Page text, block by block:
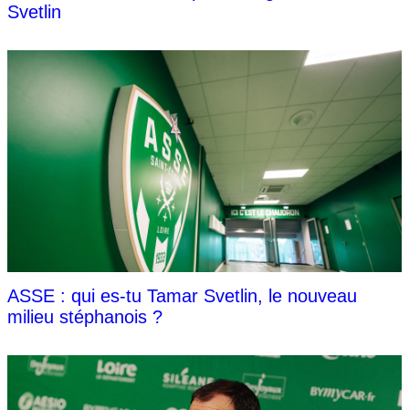
Svetlin
ASSE : qui es-tu Tamar Svetlin, le nouveau
milieu stéphanois ?